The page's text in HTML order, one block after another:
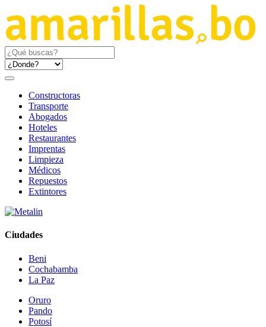
Constructoras
Transporte
Abogados
Hoteles
Restaurantes
Imprentas
Limpieza
Médicos
Repuestos
Extintores
Ciudades
Beni
Cochabamba
La Paz
Oruro
Pando
Potosí